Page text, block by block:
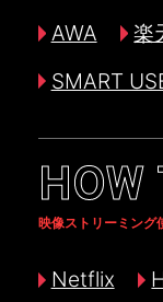
AWA
楽
SMART
HOW
映像ストリーミング
Netflix